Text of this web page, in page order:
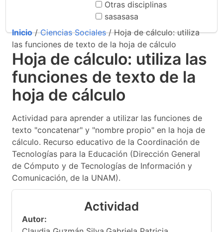
Otras disciplinas
sasasasa
Inicio/Ciencias Sociales/ Hoja de cálculo: utiliza
las funciones de texto de la hoja de cálculo
Hoja de cálculo: utiliza las
funciones de texto de la
hoja de cálculo
Actividad para aprender a utilizar las funciones de
texto "concatenar" y "nombre propio" en la hoja de
cálculo. Recurso educativo de la Coordinación de
Tecnologías para la Educación (Dirección General
de Cómputo y de Tecnologías de Información y
Comunicación, de la UNAM).
Actividad
Autor: